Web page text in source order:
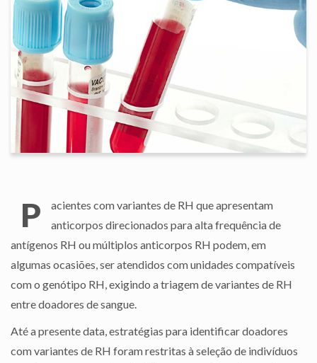
P
acientes com variantes de RH que apresentam
anticorpos direcionados para alta frequência de
antígenos RH ou múltiplos anticorpos RH podem, em
algumas ocasiões, ser atendidos com unidades compatíveis
com o genótipo RH, exigindo a triagem de variantes de RH
entre doadores de sangue.
Até a presente data, estratégias para identificar doadores
com variantes de RH foram restritas à seleção de indivíduos